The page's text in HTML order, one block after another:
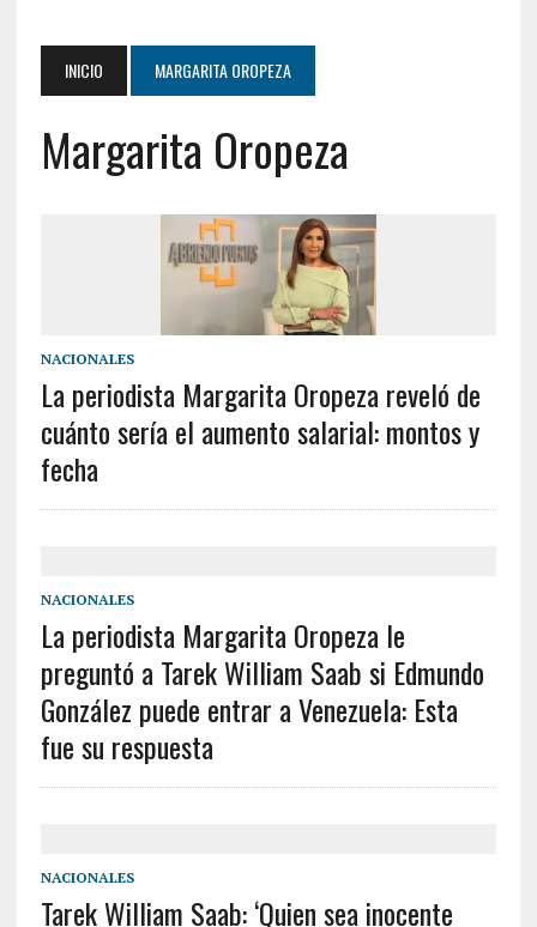
INICIO MARGARITA OROPEZA
Margarita Oropeza
NACIONALES
La periodista Margarita Oropeza reveló de
cuánto sería el aumento salarial: montos y
fecha
NACIONALES
La periodista Margarita Oropeza le
preguntó a Tarek William Saab si Edmundo
González puede entrar a Venezuela: Esta
fue su respuesta
NACIONALES
Tarek William Saab: ‘Quien sea inocente